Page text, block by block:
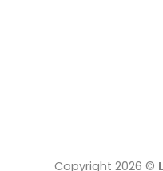
Copyright 2026 ©